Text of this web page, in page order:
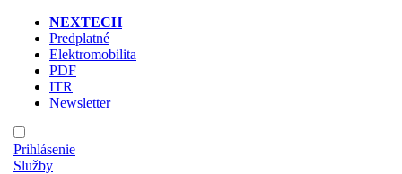
NEXTECH
Predplatné
Elektromobilita
PDF
ITR
Newsletter
Prihlásenie
Služby